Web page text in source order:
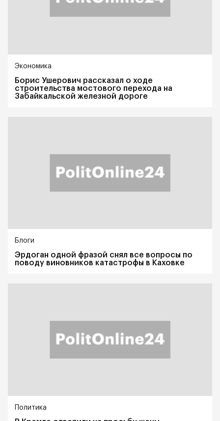
Экономика
Борис Ушерович рассказал о ходе
строительства мостового перехода на
Забайкальской железной дороге
Блоги
Эрдоган одной фразой снял все вопросы по
поводу виновников катастрофы в Каховке
Политика